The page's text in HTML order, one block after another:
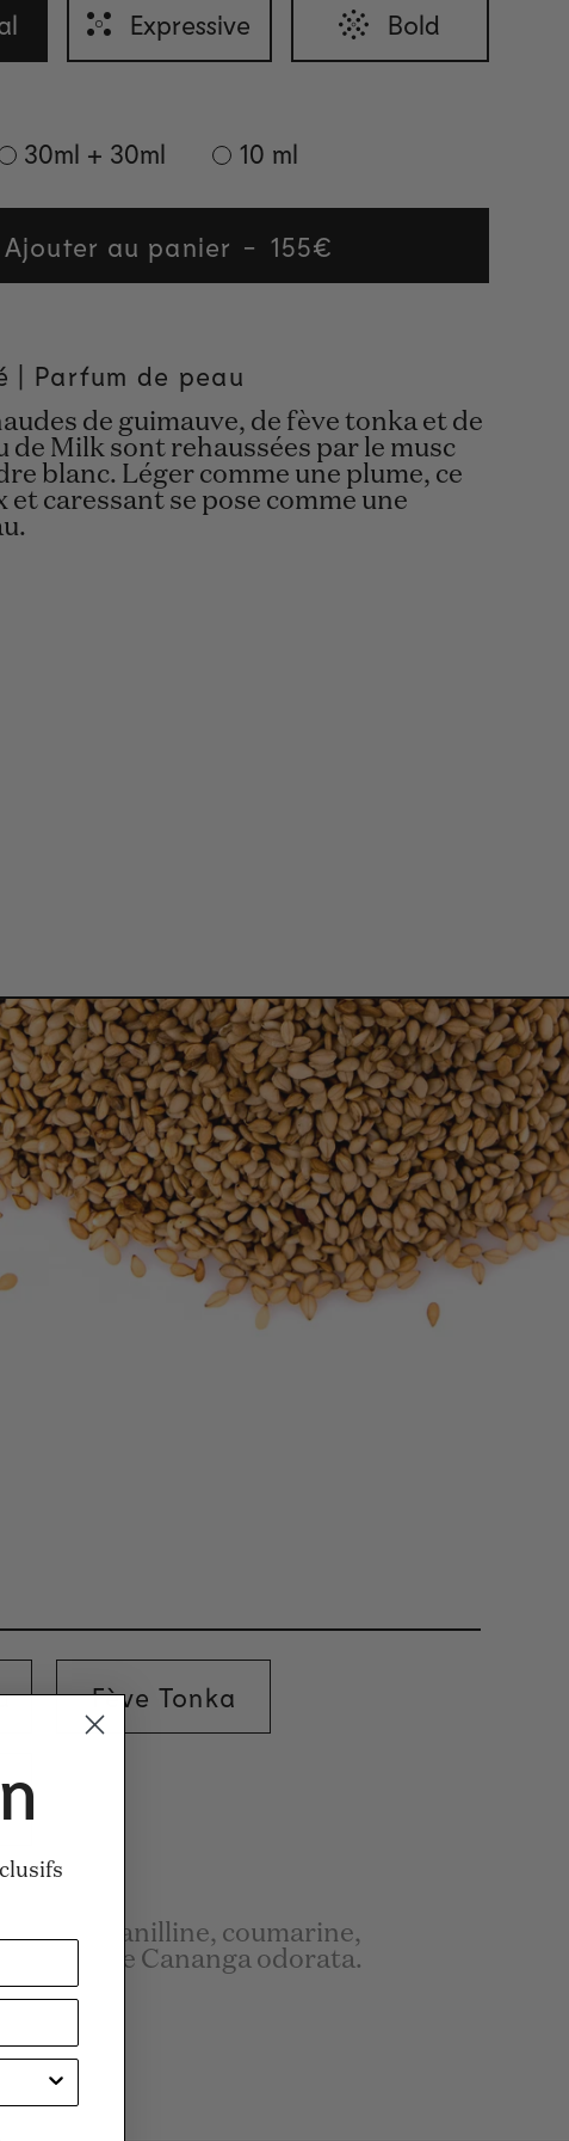
Expressive Bold
30ml + 30ml 10 ml
Ajouter au panier
Regular
price
155€
| Parfum de peau
de guimauve, de fève tonka et de
de Milk sont rehaussées par le musc
blanc. Léger comme une plume, ce
et caressant se pose comme une
Fève Tonka
eau, vanilline, coumarine,
de Cananga odorata.